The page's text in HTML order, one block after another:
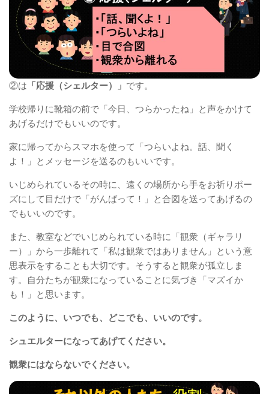
②は 「応援（シェルター）」 です。
学校帰りに靴箱の前で「今日、つらかったね」と声をかけて
あげるだけでもいいのです。
家に帰ってからスマホを使って「つらいよね。話、聞く
よ！」とメッセージを送るのもいいです。
いじめられているその時に、遠くの場所から手をお祈りポー
ズにして目だけで「がんばって！」と合図を送ってあげるの
でもいいのです。
また、教室などでいじめられている時に「観衆（ギャラリ
ー）」から一歩離れて「私は観衆ではありません」という意
思表示をすることも大切です。そうすると観衆が孤立しま
す。自分たちが観衆になっていることに気づき「マズイか
も！」と思います。
このように、いつでも、どこでも、いいのです。
シュエルターになってあげてください。
観衆にはならないでください。